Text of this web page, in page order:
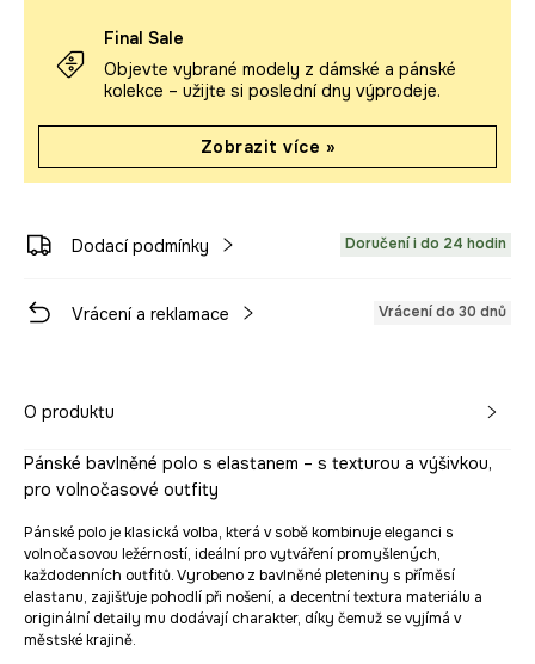
Final Sale
Objevte vybrané modely z dámské a pánské
kolekce – užijte si poslední dny výprodeje.
Zobrazit více »
Dodací podmínky Doručení i do 24 hodin
Vrácení a reklamace Vrácení do 30 dnů
O produktu
Pánské bavlněné polo s elastanem – s texturou a výšivkou,
pro volnočasové outfity
Pánské polo je klasická volba, která v sobě kombinuje eleganci s
volnočasovou ležérností, ideální pro vytváření promyšlených,
každodenních outfitů. Vyrobeno z bavlněné pleteniny s příměsí
elastanu, zajišťuje pohodlí při nošení, a decentní textura materiálu a
originální detaily mu dodávají charakter, díky čemuž se vyjímá v
městské krajině.